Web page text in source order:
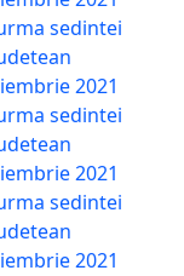
sedintei
2021
sedintei
2021
sedintei
2021